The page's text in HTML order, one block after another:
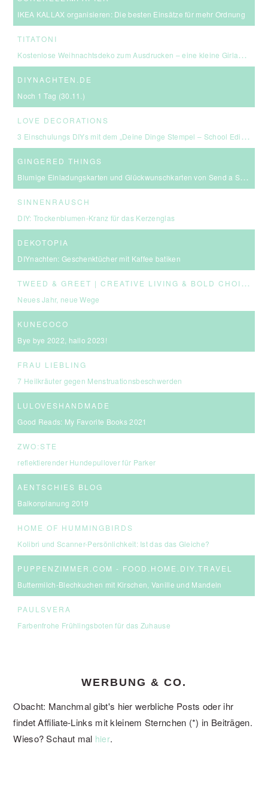
IKEA KALLAX organisieren: Die besten Einsätze für mehr Ordnung
TITATONI
Kostenlose Weihnachtsdeko zum Ausdrucken – eine kleine Girlande für euer Zuhause ☆
DIYNACHTEN.DE
Noch 1 Tag (30.11.)
LOVE DECORATIONS
3 Einschulungs DIYs mit dem „Deine Dinge Stempel – School Edition“ #BackToSchool + Gewinnspiel
GINGERED THINGS
Blumige Einladungskarten und Glückwunschkarten von Send a Smile
SINNENRAUSCH
DIY: Trockenblumen-Kranz für das Kerzenglas
DEKOTOPIA
DIYnachten: Geschenktücher mit Kaffee batiken
T
WEED & GREET | CREATIVE LIVING & BOLD CHOICES
Neues Jahr, neue Wege
KUNECOCO
Bye bye 2022, hallo 2023!
FRAU LIEBLING
7 Heilkräuter gegen Menstruationsbeschwerden
LULOVESHANDMADE
Good Reads: My Favorite Books 2021
ZWO:STE
reflektierender Hundepullover für Parker
AENTSCHIES BLOG
Balkonplanung 2019
HOME OF HUMMINGBIRDS
Kolibri und Scanner-Persönlichkeit: Ist das das Gleiche?
PUPPENZIMMER.COM - FOOD.HOME.DIY.TRAVEL
Buttermilch-Blechkuchen mit Kirschen, Vanille und Mandeln
PAULSVERA
Farbenfrohe Frühlingsboten für das Zuhause
WERBUNG & CO.
Obacht: Manchmal gibt's hier werbliche Posts oder ihr
findet Affiliate-Links mit kleinem Sternchen (*) in Beiträgen.
Wieso? Schaut mal hier.